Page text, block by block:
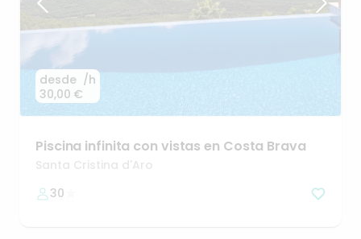
desde
30,00 €
/h
Piscina infinita con vistas en Costa Brava
Santa Cristina d'Aro
30